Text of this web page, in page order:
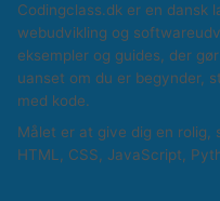
Codingclass.dk er en dansk
webudvikling og
eksempler og guides, der
uanset om du er begynder,
med kode.
Målet er at give dig en
HTML, CSS, JavaScript,